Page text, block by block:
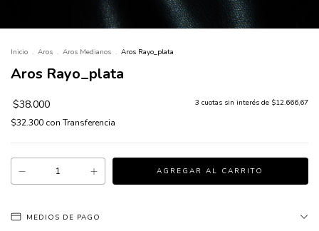
Inicio . Aros . Aros Medianos . Aros Rayo_plata
Aros Rayo_plata
$38.000 3 cuotas sin interés de $12.666,67
$32.300 con Transferencia
MEDIOS DE PAGO